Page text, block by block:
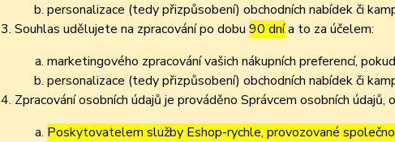
personalizace (tedy přizpůsobení) obchodních nabídek či
Souhlas udělujete na zpracování po dobu 90 dnía to za účelem:
marketingového zpracování vašich nákupních preferencí,
personalizace (tedy přizpůsobení) obchodních nabídek či
Zpracování osobních údajů je prováděno Správcem osobních
Poskytovatelem služby Eshop-rychle, provozované